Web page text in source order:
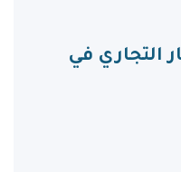
التجاري في